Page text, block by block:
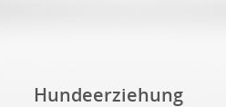
Hundeerziehung